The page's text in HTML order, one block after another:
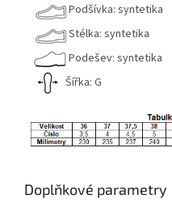
Podšívka: syntetika
Stélka: syntetika
Podešev: syntetika
Šířka: G
Doplňkové parametry